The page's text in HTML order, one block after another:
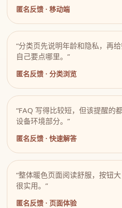
匿名反馈 · 移动端
“分类页先说明年龄和隐私，再
自己要点哪里。”
匿名反馈 · 分类浏览
“FAQ 写得比较短，但该提醒的
设备环境部分。”
匿名反馈 · 快速解答
“整体暖色页面阅读舒服，按钮
很实用。”
匿名反馈 · 页面体验